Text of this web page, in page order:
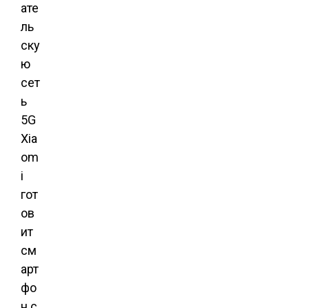
ате
ль
ску
ю
сет
ь
5G
Xia
om
i
гот
ов
ит
см
арт
фо